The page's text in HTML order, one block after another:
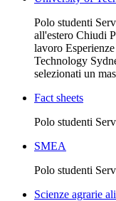
Polo studenti
all'estero Chiudi
lavoro
Technology
selezionati un
Fact sheets
Polo studenti
SMEA
Polo studenti
Scienze agrarie